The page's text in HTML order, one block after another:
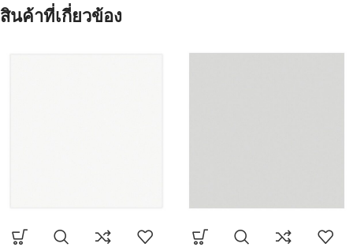
สินค้าที่เกี่ยวข้อง